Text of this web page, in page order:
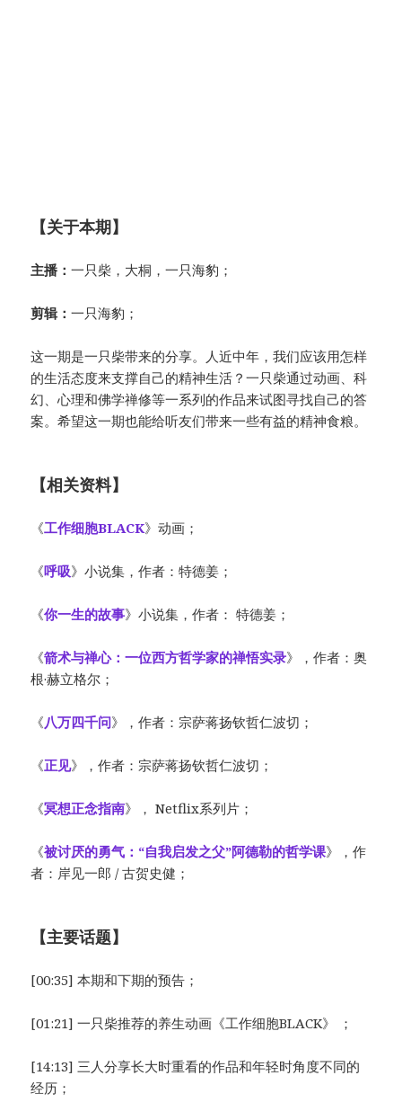
【关于本期】
主播：一只柴，大桐，一只海豹；
剪辑：一只海豹；
这一期是一只柴带来的分享。人近中年，我们应该用怎样
的生活态度来支撑自己的精神生活？一只柴通过动画、科
幻、心理和佛学禅修等一系列的作品来试图寻找自己的答
案。希望这一期也能给听友们带来一些有益的精神食粮。
【相关资料】
《工作细胞BLACK》动画；
《呼吸》小说集，作者：特德姜；
《你一生的故事》小说集，作者： 特德姜；
《箭术与禅心：一位西方哲学家的禅悟实录》，作者：奥
根·赫立格尔；
《八万四千问》，作者：宗萨蒋扬钦哲仁波切；
《正见》，作者：宗萨蒋扬钦哲仁波切；
《冥想正念指南》， Netflix系列片；
《被讨厌的勇气：“自我启发之父”阿德勒的哲学课》，作
者：岸见一郎 / 古贺史健；
【主要话题】
[00:35] 本期和下期的预告；
[01:21] 一只柴推荐的养生动画《工作细胞BLACK》 ；
[14:13] 三人分享长大时重看的作品和年轻时角度不同的
经历；